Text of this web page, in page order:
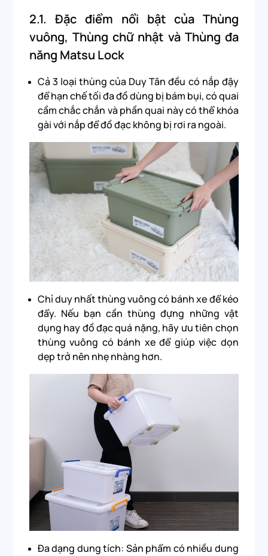
2.1. Đặc điểm nổi bật của Thùng
vuông, Thùng chữ nhật và Thùng đa
năng Matsu Lock
Cả 3 loại thùng của Duy Tân đều có nắp đậy
để hạn chế tối đa đồ dùng bị bám bụi, có quai
cầm chắc chắn và phần quai này có thể khóa
gài với nắp để đồ đạc không bị rơi ra ngoài.
Chỉ duy nhất thùng vuông có bánh xe để kéo
đẩy. Nếu bạn cần thùng đựng những vật
dụng hay đồ đạc quá nặng, hãy ưu tiên chọn
thùng vuông có bánh xe để giúp việc dọn
dẹp trở nên nhẹ nhàng hơn.
Đa dạng dung tích: Sản phẩm có nhiều dung